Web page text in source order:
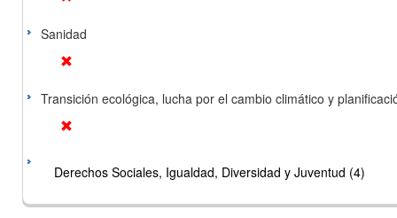
Sanidad
Transición ecológica, lucha por el cambio climático y
Derechos Sociales, Igualdad, Diversidad y Juventud (4)